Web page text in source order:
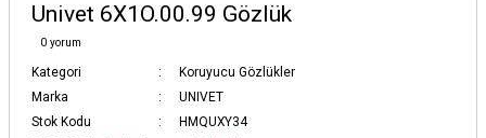
Univet 6X1O.00.99 Gözlük
0 yorum
Kategori
Koruyucu Gözlükler
Marka
UNIVET
Stok Kodu
HMQUXY34